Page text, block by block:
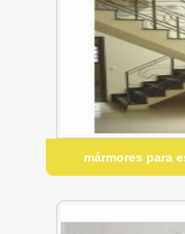
mármores para